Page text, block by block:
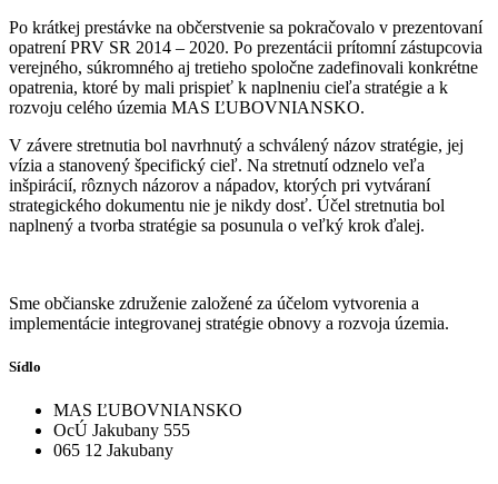
Po krátkej prestávke na občerstvenie sa pokračovalo v prezentovaní
opatrení PRV SR 2014 – 2020. Po prezentácii prítomní zástupcovia
verejného, súkromného aj tretieho spoločne zadefinovali konkrétne
opatrenia, ktoré by mali prispieť k naplneniu cieľa stratégie a k
rozvoju celého územia MAS ĽUBOVNIANSKO.
V závere stretnutia bol navrhnutý a schválený názov stratégie, jej
vízia a stanovený špecifický cieľ. Na stretnutí odznelo veľa
inšpirácií, rôznych názorov a nápadov, ktorých pri vytváraní
strategického dokumentu nie je nikdy dosť. Účel stretnutia bol
naplnený a tvorba stratégie sa posunula o veľký krok ďalej.
Sme občianske združenie založené za účelom vytvorenia a
implementácie integrovanej stratégie obnovy a rozvoja územia.
Sídlo
MAS ĽUBOVNIANSKO
OcÚ Jakubany 555
065 12 Jakubany